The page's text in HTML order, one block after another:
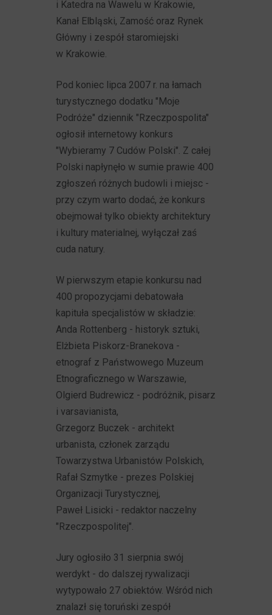
i Katedra na Wawelu w Krakowie,
Kanał Elbląski, Zamość oraz Rynek
Główny i zespół staromiejski
w Krakowie.
Pod koniec lipca 2007 r. na łamach
turystycznego dodatku "Moje
Podróże" dziennik "Rzeczpospolita"
ogłosił internetowy konkurs
"Wybieramy 7 Cudów Polski". Z całej
Polski napłynęło w sumie prawie 400
zgłoszeń różnych budowli i miejsc -
przy czym warto dodać, że konkurs
obejmował tylko obiekty architektury
i kultury materialnej, wyłączał zaś
cuda natury.
W pierwszym etapie konkursu nad
400 propozycjami debatowała
kapituła specjalistów w składzie:
Anda Rottenberg - historyk sztuki,
Elżbieta Piskorz-Branekova -
etnograf z Państwowego Muzeum
Etnograficznego w Warszawie,
Olgierd Budrewicz - podróżnik, pisarz
i varsavianista,
Grzegorz Buczek - architekt
urbanista, członek zarządu
Towarzystwa Urbanistów Polskich,
Rafał Szmytke - prezes Polskiej
Organizacji Turystycznej,
Paweł Lisicki - redaktor naczelny
"Rzeczpospolitej".
Jury ogłosiło 31 sierpnia swój
werdykt - do dalszej rywalizacji
wytypowało 27 obiektów. Wśród nich
znalazł się toruński zespół